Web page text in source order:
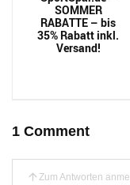
SOMMER
RABATTE – bis
35% Rabatt inkl.
Versand!
1 Comment
Zum Antworten